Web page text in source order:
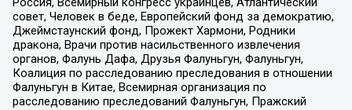
совет, Человек в беде, Европейский фонд за демократию,
Джеймстаунский фонд, Прожект Хармони, Родники
дракона, Врачи против насильственного извлечения
органов, Фалунь Дафа, Друзья Фалуньгун, Фалуньгун,
Коалиция по расследованию преследования в отношении
Фалуньгун в Китае, Всемирная организация по
расследованию преследований Фалуньгун, Пражский